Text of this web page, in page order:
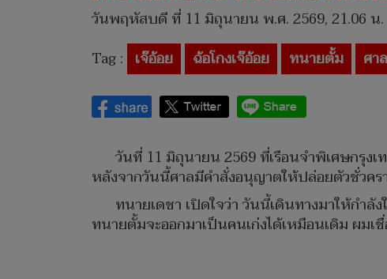
วันพฤหัสบดี ที่ 11 มิถุนายน พ.ศ. 2569, 21.06 น.
Tag : เจ๊อ้อย ฉ้อโกงเจ๊อ้อย ทนายตั้ม ศา
วันที่ 11 มิถุนายน 2569 ที่เรือนจำพิเศษกรุง
หลังจากวันนี้ศาลมีคำสั่งอนุญาตให้ปล่อยตัวชั่วคร
ทนายเดชา เปิดใจว่า วันนี้เดินทางมาให้กำ
ทนายตั้มจะออกมาเป็นคนเก่งได้เหมือนเดิม ผม